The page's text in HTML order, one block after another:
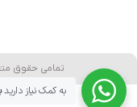
تمامی حقوق
به کمک نیاز دارید